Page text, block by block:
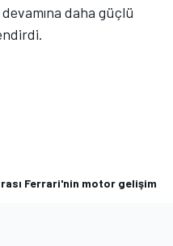
daha güçlü
Ferrari'nin motor gelişim